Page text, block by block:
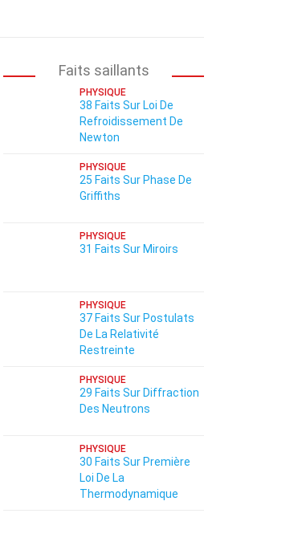
Faits saillants
PHYSIQUE
38 Faits Sur Loi De
Refroidissement De
Newton
PHYSIQUE
25 Faits Sur Phase De
Griffiths
PHYSIQUE
31 Faits Sur Miroirs
PHYSIQUE
37 Faits Sur Postulats
De La Relativité
Restreinte
PHYSIQUE
29 Faits Sur Diffraction
Des Neutrons
PHYSIQUE
30 Faits Sur Première
Loi De La
Thermodynamique